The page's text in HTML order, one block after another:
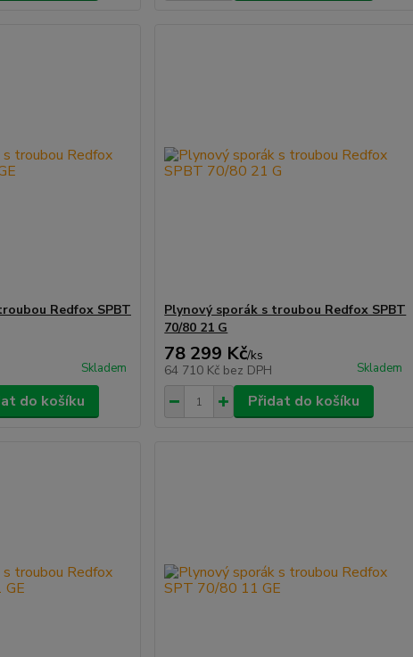
Redfox SPBT
Skladem
do košíku
Plynový sporák s troubou Redfox SPBT
70/80 21 G
78 299 Kč/ks
64 710 Kč bez DPH Skladem
Přidat do košíku